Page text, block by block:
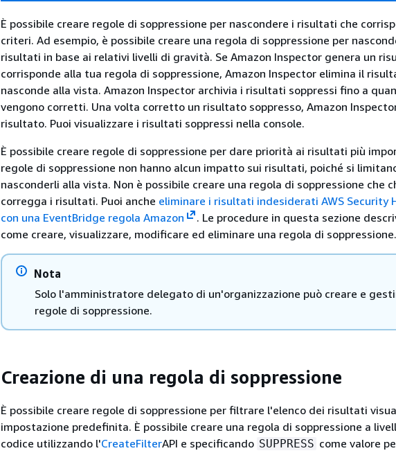
È possibile creare regole di soppressione per nascondere i risultati che
criteri. Ad esempio, è possibile creare una regola di soppressione per
risultati in base ai relativi livelli di gravità. Se Amazon Inspector genera un
corrisponde alla tua regola di soppressione, Amazon Inspector elimina il
nasconde alla vista. Amazon Inspector archivia i risultati soppressi fino a
vengono corretti. Una volta corretto un risultato soppresso, Amazon
risultato. Puoi visualizzare i risultati soppressi nella console.
È possibile creare regole di soppressione per dare priorità ai risultati più
regole di soppressione non hanno alcun impatto sui risultati, poiché si
nasconderli alla vista. Non è possibile creare una regola di soppressione che
corregga i risultati. Puoi anche eliminare i risultati indesiderati AWS Security
con una EventBridge regola Amazon
. Le procedure in questa sezione
come creare, visualizzare, modificare ed eliminare una regola di soppressione.
Nota
Solo l'amministratore delegato di un'organizzazione può creare e
regole di soppressione.
Creazione di una regola di soppressione
È possibile creare regole di soppressione per filtrare l'elenco dei risultati
impostazione predefinita. È possibile creare una regola di soppressione a
codice utilizzando l'CreateFilterAPI e specificando SUPPRESS come valore